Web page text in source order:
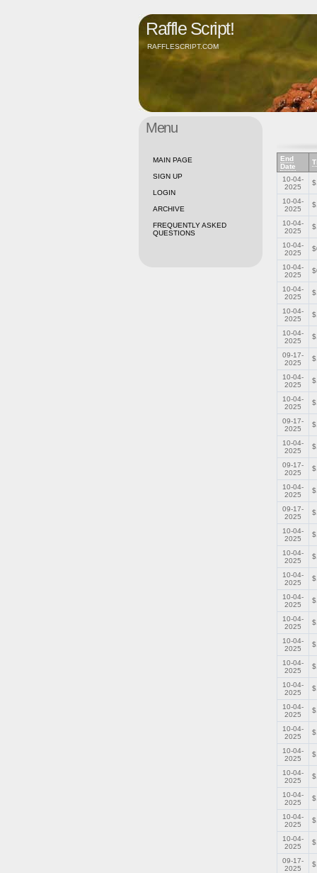
Raffle Script!
RAFFLESCRIPT.COM
Menu
MAIN PAGE
SIGN UP
LOGIN
ARCHIVE
FREQUENTLY ASKED
QUESTIONS
End
Date
10-04-
2025
10-04-
2025
10-04-
2025
10-04-
2025
10-04-
2025
10-04-
2025
10-04-
2025
10-04-
2025
09-17-
2025
10-04-
2025
10-04-
2025
09-17-
2025
10-04-
2025
09-17-
2025
10-04-
2025
09-17-
2025
10-04-
2025
10-04-
2025
10-04-
2025
10-04-
2025
10-04-
2025
10-04-
2025
10-04-
2025
10-04-
2025
10-04-
2025
10-04-
2025
10-04-
2025
10-04-
2025
10-04-
2025
10-04-
2025
10-04-
2025
09-17-
2025